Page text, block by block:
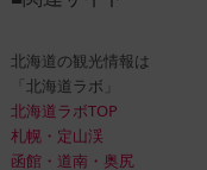
北海道の観光情報は
「北海道ラボ」
北海道ラボTOP
札幌・定山渓
函館・道南・奥尻